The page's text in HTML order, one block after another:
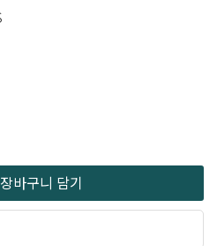
장바구니 담기